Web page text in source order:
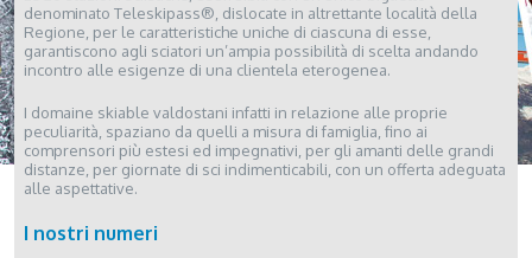
denominato Teleskipass®, dislocate in altrettante località della
Regione, per le caratteristiche uniche di ciascuna di esse,
garantiscono agli sciatori un’ampia possibilità di scelta andando
incontro alle esigenze di una clientela eterogenea.
I domaine skiable valdostani infatti in relazione alle proprie
peculiarità, spaziano da quelli a misura di famiglia, fino ai
comprensori più estesi ed impegnativi, per gli amanti delle grandi
distanze, per giornate di sci indimenticabili, con un offerta adeguata
alle aspettative.
I nostri numeri